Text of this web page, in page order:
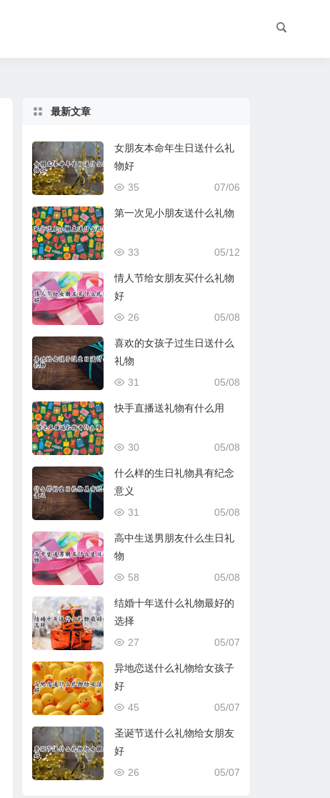
最新文章
女朋友本命年生日送什么礼
物好
07/06
35
第一次见小朋友送什么礼物
05/12
33
情人节给女朋友买什么礼物
好
05/08
26
喜欢的女孩子过生日送什么
礼物
05/08
31
快手直播送礼物有什么用
05/08
30
什么样的生日礼物具有纪念
意义
05/08
31
高中生送男朋友什么生日礼
物
05/08
58
结婚十年送什么礼物最好的
选择
05/07
27
异地恋送什么礼物给女孩子
好
05/07
45
圣诞节送什么礼物给女朋友
好
05/07
26